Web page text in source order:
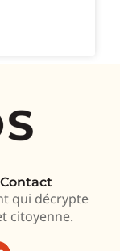
Contact
qui décrypte
citoyenne.